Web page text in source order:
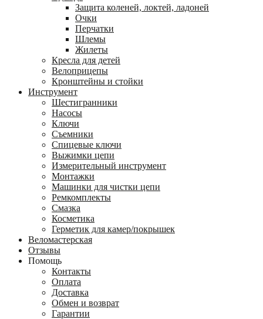
Защита коленей, локтей, ладоней
Очки
Перчатки
Шлемы
Жилеты
Кресла для детей
Велоприцепы
Кронштейны и стойки
Инструмент
Шестигранники
Насосы
Ключи
Съемники
Спицевые ключи
Выжимки цепи
Измерительный инструмент
Монтажки
Машинки для чистки цепи
Ремкомплекты
Смазка
Косметика
Герметик для камер/покрышек
Веломастерская
Отзывы
Помощь
Контакты
Оплата
Доставка
Обмен и возврат
Гарантии